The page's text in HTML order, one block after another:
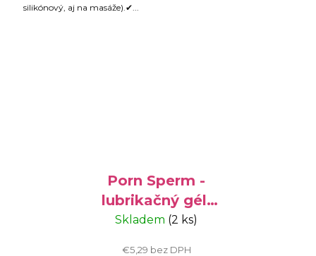
silikónový, aj na masáže).✔...
Porn Sperm -
lubrikačný gél,
125 ml
Skladem (2 ks)
€5,29 bez DPH